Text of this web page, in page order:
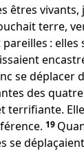
êtres vivants,
terre,
: elles
se déplacer
des
terrifiante.
19
se